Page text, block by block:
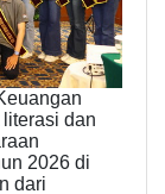
dan
2026 di
dari